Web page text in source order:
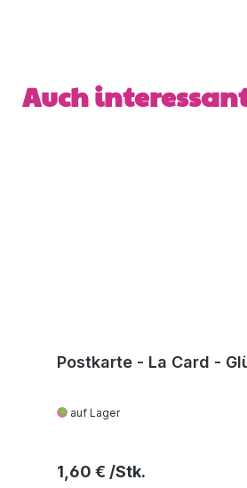
Produktgalerie überspringen
Auch
Postkarte - La Card -
auf Lager
Regulärer Preis:
1,60 €